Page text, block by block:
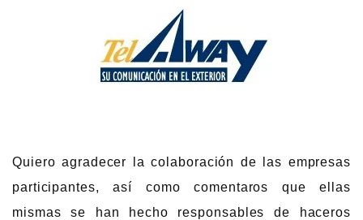
Quiero agradecer la colaboración de las empresas
participantes, así como comentaros que ellas
mismas se han hecho responsables de haceros